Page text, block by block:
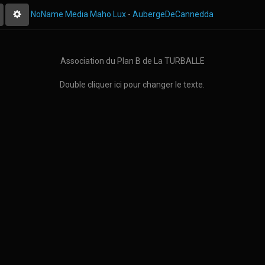
RechercherNoName Media Maho Lux - AubergeDeCannedda
Association du Plan B de La TURBALLE
Double cliquer ici pour changer le texte.